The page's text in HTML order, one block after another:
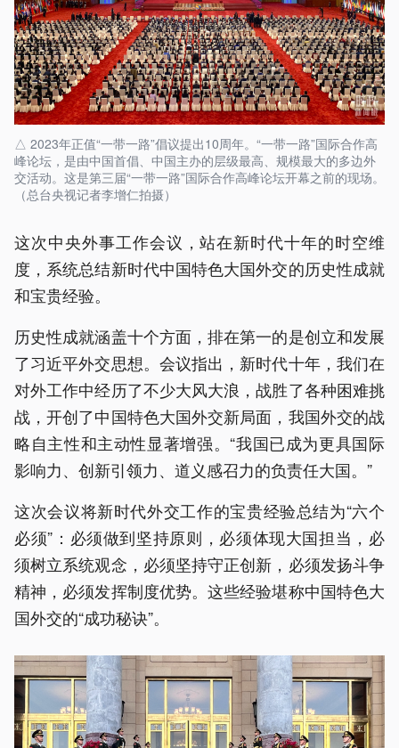
△ 2023年正值“一带一路”倡议提出10周年。“一带一路”国际合作高
峰论坛，是由中国首倡、中国主办的层级最高、规模最大的多边外
交活动。这是第三届“一带一路”国际合作高峰论坛开幕之前的现场。
（总台央视记者李增仁拍摄）
这次中央外事工作会议，站在新时代十年的时空维
度，系统总结新时代中国特色大国外交的历史性成就
和宝贵经验。
历史性成就涵盖十个方面，排在第一的是创立和发展
了习近平外交思想。会议指出，新时代十年，我们在
对外工作中经历了不少大风大浪，战胜了各种困难挑
战，开创了中国特色大国外交新局面，我国外交的战
略自主性和主动性显著增强。“我国已成为更具国际
影响力、创新引领力、道义感召力的负责任大国。”
这次会议将新时代外交工作的宝贵经验总结为“六个
必须”：必须做到坚持原则，必须体现大国担当，必
须树立系统观念，必须坚持守正创新，必须发扬斗争
精神，必须发挥制度优势。这些经验堪称中国特色大
国外交的“成功秘诀”。